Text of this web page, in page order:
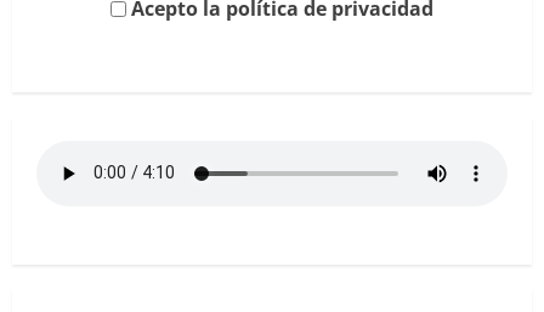
pizza
Acepto la política de privacidad